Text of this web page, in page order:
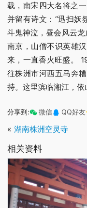
载，南宋四大名将之
并留有诗文：“迅扫妖
斗鬼神泣，昼会风云
南京，山僧不识英雄
来，一直香火旺盛。
往株洲市河西五马奔
持。这里滨临湘江，依
分享到: 微信 QQ好友
« 湖南株洲空灵寺
相关资料